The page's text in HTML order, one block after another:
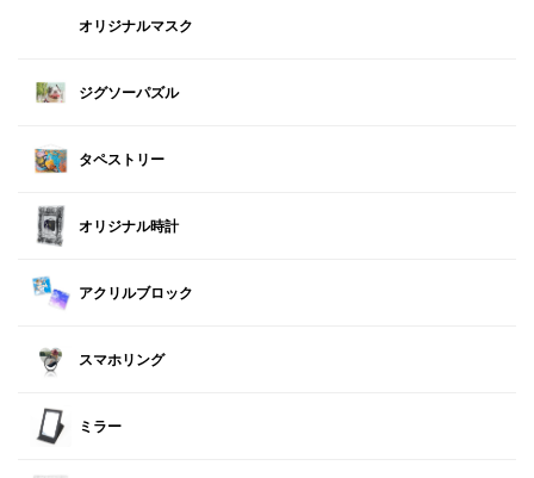
オリジナルマスク
ジグソーパズル
タペストリー
オリジナル時計
アクリルブロック
スマホリング
ミラー